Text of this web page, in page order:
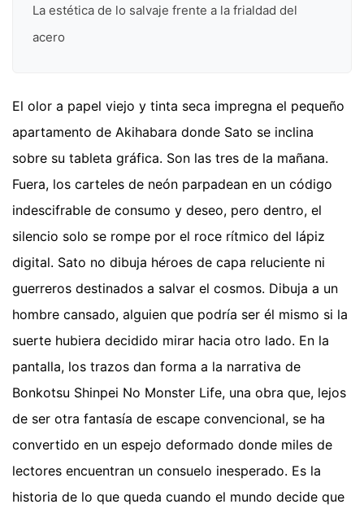
La estética de lo salvaje frente a la frialdad del
acero
El olor a papel viejo y tinta seca impregna el pequeño
apartamento de Akihabara donde Sato se inclina
sobre su tableta gráfica. Son las tres de la mañana.
Fuera, los carteles de neón parpadean en un código
indescifrable de consumo y deseo, pero dentro, el
silencio solo se rompe por el roce rítmico del lápiz
digital. Sato no dibuja héroes de capa reluciente ni
guerreros destinados a salvar el cosmos. Dibuja a un
hombre cansado, alguien que podría ser él mismo si la
suerte hubiera decidido mirar hacia otro lado. En la
pantalla, los trazos dan forma a la narrativa de
Bonkotsu Shinpei No Monster Life, una obra que, lejos
de ser otra fantasía de escape convencional, se ha
convertido en un espejo deformado donde miles de
lectores encuentran un consuelo inesperado. Es la
historia de lo que queda cuando el mundo decide que